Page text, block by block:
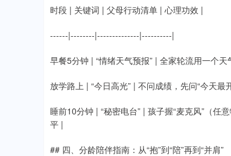
时段 | 关键词 | 父母行动清单 | 心理功效 |
------|--------|--------------|----------|
早餐5分钟 | “情绪天气预报” | 全家轮流用一个
放学路上 | “今日高光” | 不问成绩，先问“今天
睡前10分钟 | “秘密电台” | 孩子握“麦克风”（
平 |
## 四、分龄陪伴指南：从“抱”到“陪”再到“并肩”